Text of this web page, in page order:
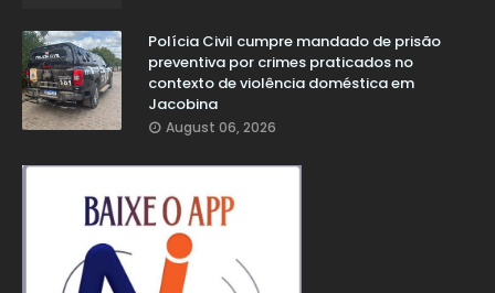
Polícia Civil cumpre mandado de prisão
preventiva por crimes praticados no
contexto de violência doméstica em
Jacobina
August 06, 2026